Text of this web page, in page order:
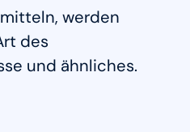
werden
des
und ähnliches.